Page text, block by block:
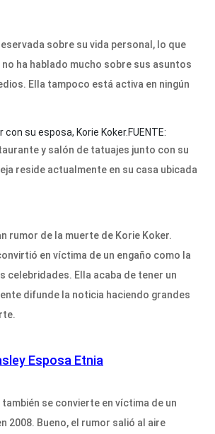
sobre su vida personal, lo que
ha hablado mucho sobre sus asuntos
Ella tampoco está activa en ningún
con su esposa, Korie Koker. FUENTE:
y salón de tatuajes junto con su
reside actualmente en su casa ubicada
rumor de la muerte de Korie Koker.
en víctima de un engaño como la
celebridades. Ella acaba de tener un
difunde la noticia haciendo grandes
Esposa Etnia
se convierte en víctima de un
2008. Bueno, el rumor salió al aire